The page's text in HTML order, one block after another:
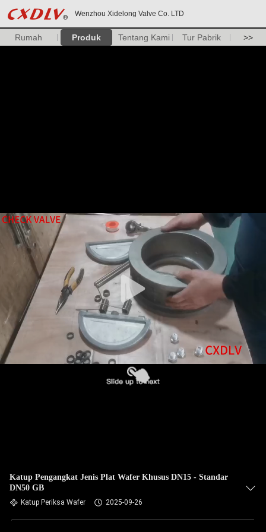
Wenzhou Xidelong Valve Co. LTD
Rumah Produk Tentang Kami Tur Pabrik >>
Katup Pengangkat Jenis Plat Wafer Khusus DN15 - Standar
DN50 GB
Katup Periksa Wafer 2025-09-26